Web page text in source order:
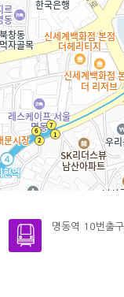
명동역 10번출